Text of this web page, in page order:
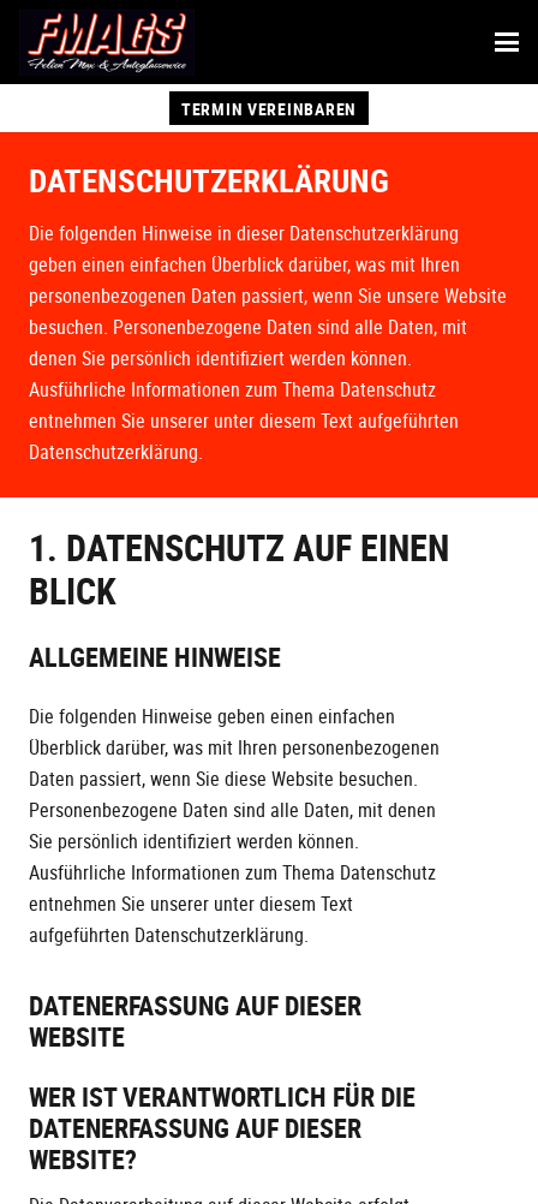
TERMIN VEREINBAREN
DATENSCHUTZERKLÄRUNG
Die folgenden Hinweise in dieser Datenschutzerklärung
geben einen einfachen Überblick darüber, was mit Ihren
personenbezogenen Daten passiert, wenn Sie unsere Website
besuchen. Personenbezogene Daten sind alle Daten, mit
denen Sie persönlich identifiziert werden können.
Ausführliche Informationen zum Thema Datenschutz
entnehmen Sie unserer unter diesem Text aufgeführten
Datenschutzerklärung.
1. DATENSCHUTZ AUF EINEN
BLICK
ALLGEMEINE HINWEISE
Die folgenden Hinweise geben einen einfachen
Überblick darüber, was mit Ihren personenbezogenen
Daten passiert, wenn Sie diese Website besuchen.
Personenbezogene Daten sind alle Daten, mit denen
Sie persönlich identifiziert werden können.
Ausführliche Informationen zum Thema Datenschutz
entnehmen Sie unserer unter diesem Text
aufgeführten Datenschutzerklärung.
DATENERFASSUNG AUF DIESER
WEBSITE
WER IST VERANTWORTLICH FÜR DIE
DATENERFASSUNG AUF DIESER
WEBSITE?